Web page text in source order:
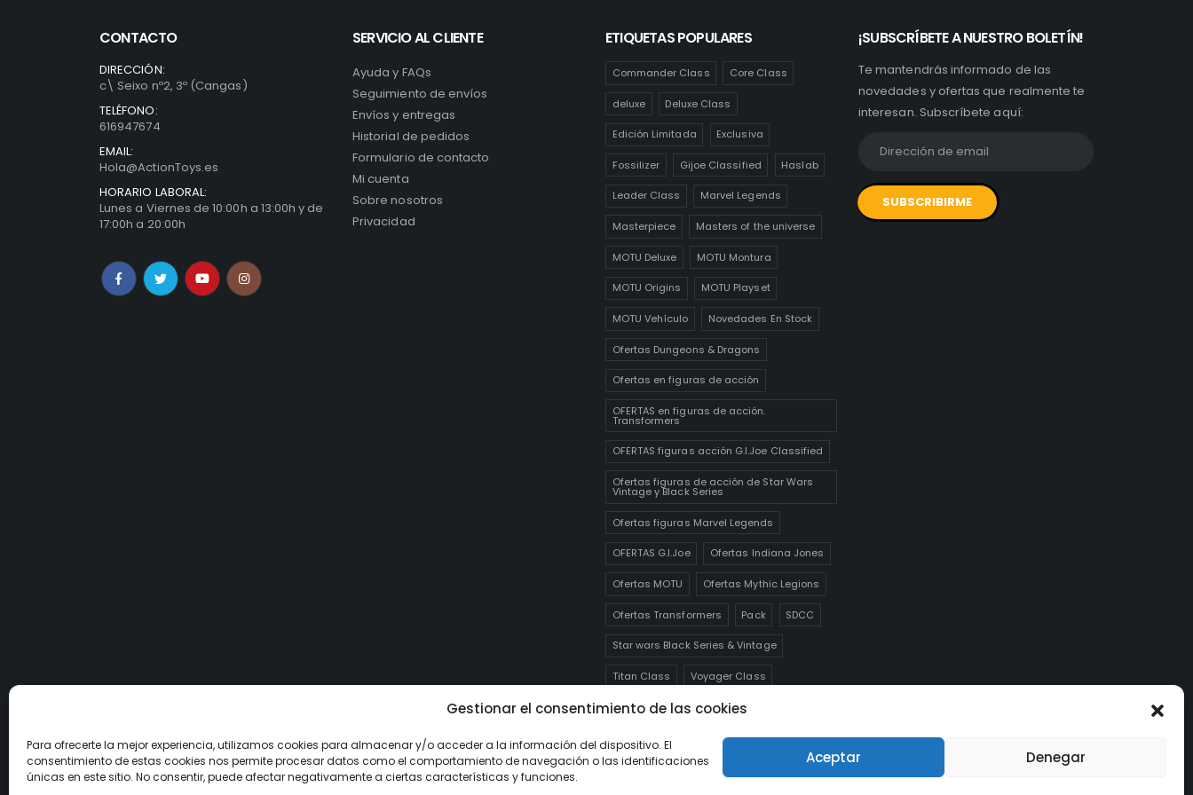
Gestionar el consentimiento de las cookies
Para ofrecerte la mejor experiencia, utilizamos cookies para almacenar y/o acceder a la información del dispositivo. El
consentimiento de estas cookies nos permite procesar datos como el comportamiento de navegación o las identificaciones
únicas en este sitio. No consentir, puede afectar negativamente a ciertas características y funciones.
Aceptar Denegar
CONTACTO
DIRECCIÓN:
c\ Seixo nº2, 3º (Cangas)
TELÉFONO:
616947674
EMAIL:
Hola@ActionToys.es
HORARIO LABORAL:
Lunes a Viernes de 10:00h a 13:00h y de
17:00h a 20:00h
SERVICIO AL CLIENTE
Ayuda y FAQs
Seguimiento de envíos
Envíos y entregas
Historial de pedidos
Formulario de contacto
Mi cuenta
Sobre nosotros
Privacidad
ETIQUETAS POPULARES
Commander Class Core Class
deluxe Deluxe Class
Edición Limitada Exclusiva
Fossilizer Gijoe Classified Haslab
Leader Class Marvel Legends
Masterpiece Masters of the universe
MOTU Deluxe MOTU Montura
MOTU Origins MOTU Playset
MOTU Vehículo Novedades En Stock
Ofertas Dungeons & Dragons
Ofertas en figuras de acción
OFERTAS en figuras de acción.
Transformers
OFERTAS figuras acción G.I.Joe Classified
Ofertas figuras de acción de Star Wars
Vintage y Black Series
Ofertas figuras Marvel Legends
OFERTAS G.I.Joe Ofertas Indiana Jones
Ofertas MOTU Ofertas Mythic Legions
Ofertas Transformers Pack SDCC
Star wars Black Series & Vintage
Titan Class Voyager Class
Weaponizer Últimas unidades
¡SUBSCRÍBETE A NUESTRO BOLETÍN!
Te mantendrás informado de las
novedades y ofertas que realmente te
interesan. Subscríbete aquí: